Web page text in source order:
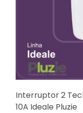
Interruptor 2
10A Ideale Pluzie